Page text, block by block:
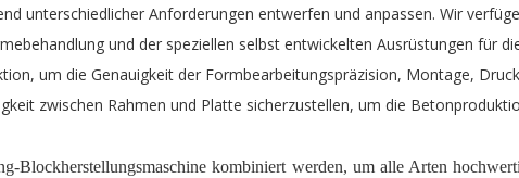
unterschiedlicher Anforderungen entwerfen und anpassen. Wir
und der speziellen selbst entwickelten Ausrüstungen für
um die Genauigkeit der Formbearbeitungspräzision, Montage,
zwischen Rahmen und Platte sicherzustellen, um die
Blockherstellungsmaschine kombiniert werden, um alle Arten